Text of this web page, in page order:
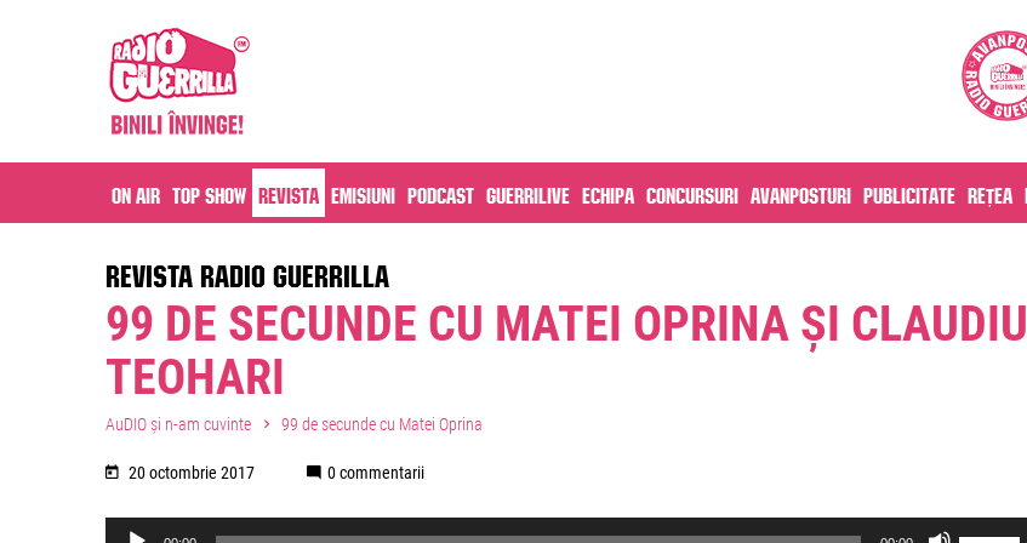
On air Top Show Revista Emisiuni Podcast Guerrilive Echipa Concursuri Avanposturi Publicitate Rețea
REVISTA RADIO GUERRILLA
99 DE SECUNDE CU MATEI OPRINA ȘI CLAUDIU
TEOHARI
AuDIO și n-am cuvinte 99 de secunde cu Matei Oprina
20 octombrie 2017 0 commentarii
Audio
Use